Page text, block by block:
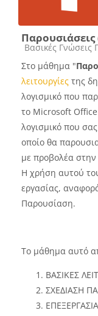
Course category
Βασικές
Στο μάθημα "
λειτουργίες της
λογισμικό που
το Microsoft
λογισμικό που
οποίο θα
με προβολέα
Η χρήση αυτού
εργασίας,
Παρουσίαση.
Το μάθημα αυτό
ΒΑΣΙΚΕΣ
ΣΧΕΔΙΑΣΗ